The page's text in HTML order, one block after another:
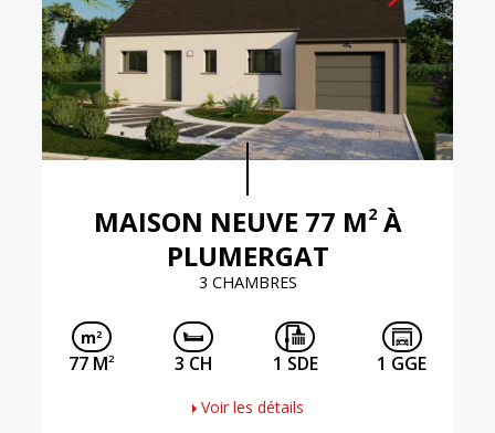
MAISON NEUVE 77 M2À
PLUMERGAT
3 CHAMBRES
77 M2 3 CH 1 SDE 1 GGE
Voir les détails